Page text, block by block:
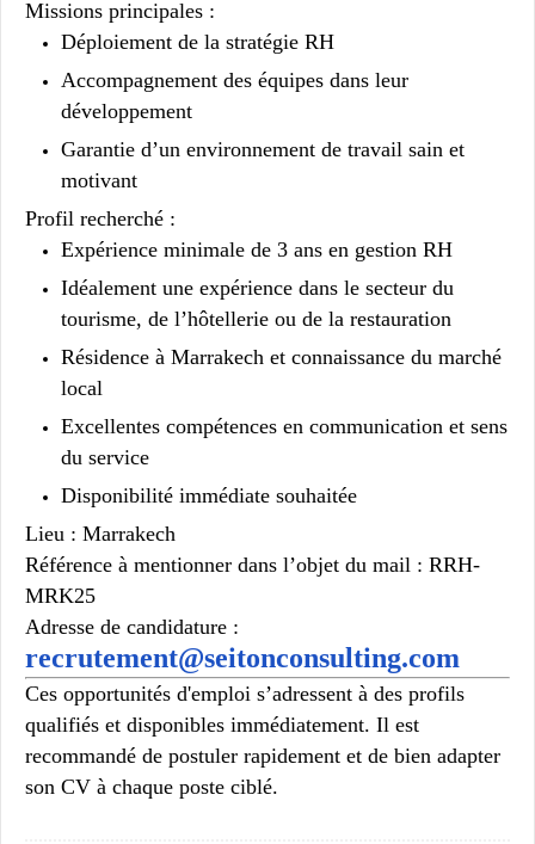
Missions principales :
Déploiement de la stratégie RH
Accompagnement des équipes dans leur
développement
Garantie d’un environnement de travail sain et
motivant
Profil recherché :
Expérience minimale de 3 ans en gestion RH
Idéalement une expérience dans le secteur du
tourisme, de l’hôtellerie ou de la restauration
Résidence à Marrakech et connaissance du marché
local
Excellentes compétences en communication et sens
du service
Disponibilité immédiate souhaitée
Lieu : Marrakech
Référence à mentionner dans l’objet du mail : RRH-
MRK25
Adresse de candidature :
recrutement@seitonconsulting.com
Ces opportunités d'emploi s’adressent à des profils
qualifiés et disponibles immédiatement. Il est
recommandé de postuler rapidement et de bien adapter
son CV à chaque poste ciblé.